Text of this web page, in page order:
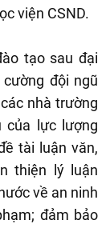
viện CSND.
tạo sau đại
đội ngũ
nhà trường
của lực lượng
tài luận văn,
thiện lý luận
về an ninh
đảm bảo